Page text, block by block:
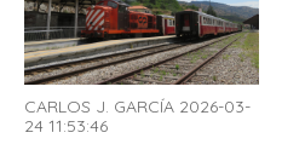
CARLOS J. GARCÍA 2026-03-
24 11:53:46